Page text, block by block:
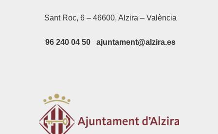
Sant Roc, 6 – 46600, Alzira – València
96 240 04 50 ajuntament@alzira.es